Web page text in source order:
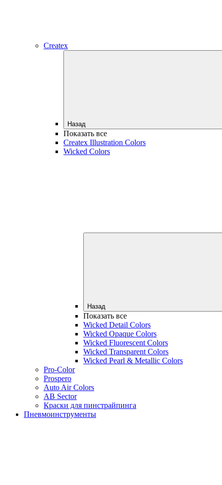
Createx
Назад
Показать все
Createx Illustration Colors
Wicked Colors
Назад
Показать все
Wicked Detail Colors
Wicked Opaque Colors
Wicked Fluorescent Colors
Wicked Transparent Colors
Wicked Pearl & Metallic Colors
Pro-Color
Prospero
Auto Air Colors
AB Sector
Краски для пинстрайпинга
Пневмоинструменты